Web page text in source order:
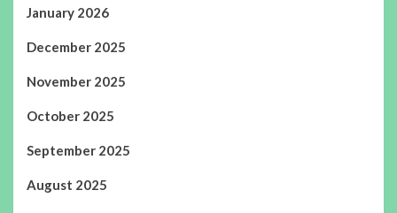
January 2026
December 2025
November 2025
October 2025
September 2025
August 2025